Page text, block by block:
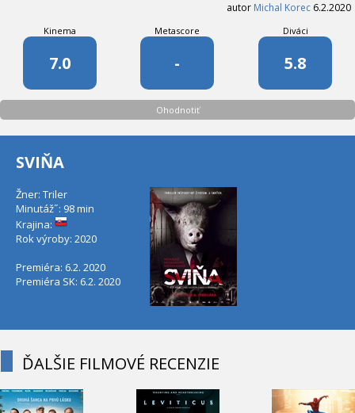
autor Michal Korec 6.2.2020
Kinema
7.0
Metascore
-
Diváci
5.8
Ohodnotiť
SVIŇA
Žner: Triler
Minutáž˝: 98 min
Krajina:
Rok výroby: 2020
Premiéra: 6.2. 2020
Premiéra SK: 6.2. 2020
ĎALŠIE FILMOVÉ RECENZIE